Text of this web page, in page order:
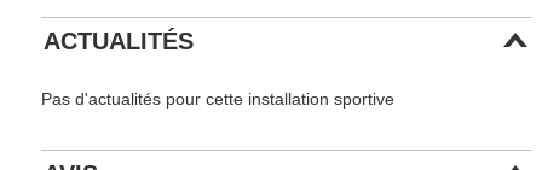
ACTUALITÉS
Pas d'actualités pour cette installation sportive